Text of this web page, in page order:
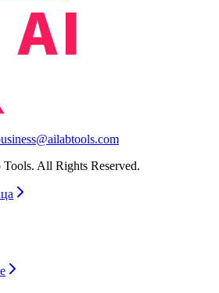
All Rights Reserved.